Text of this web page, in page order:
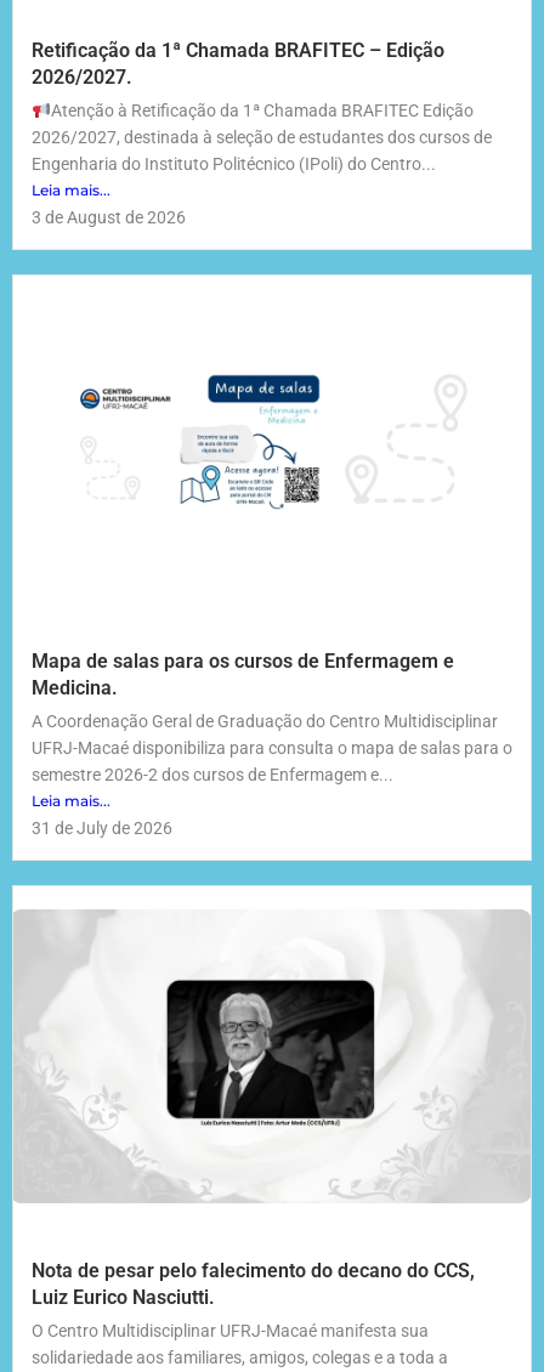
Retificação da 1ª Chamada BRAFITEC – Edição
2026/2027.
Atenção à Retificação da 1ª Chamada BRAFITEC Edição
2026/2027, destinada à seleção de estudantes dos cursos de
Engenharia do Instituto Politécnico (IPoli) do Centro...
Leia mais...
3 de August de 2026
Mapa de salas para os cursos de Enfermagem e
Medicina.
A Coordenação Geral de Graduação do Centro Multidisciplinar
UFRJ-Macaé disponibiliza para consulta o mapa de salas para o
semestre 2026-2 dos cursos de Enfermagem e...
Leia mais...
31 de July de 2026
Nota de pesar pelo falecimento do decano do CCS,
Luiz Eurico Nasciutti.
O Centro Multidisciplinar UFRJ-Macaé manifesta sua
solidariedade aos familiares, amigos, colegas e a toda a